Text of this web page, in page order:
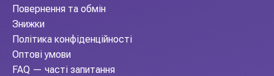
Повернення та обмін
Знижки
Політика конфіденційності
Оптові умови
FAQ — часті запитання